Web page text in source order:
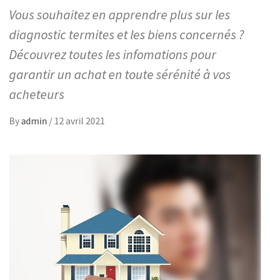
Vous souhaitez en apprendre plus sur les
diagnostic termites et les biens concernés ?
Découvrez toutes les infomations pour
garantir un achat en toute sérénité à vos
acheteurs
Byadmin / 12 avril 2021